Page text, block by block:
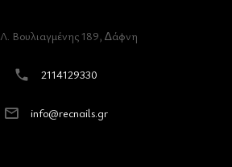
Λ. Βουλιαγµένης 189, ∆άφνη
2114129330
info@recnails.gr